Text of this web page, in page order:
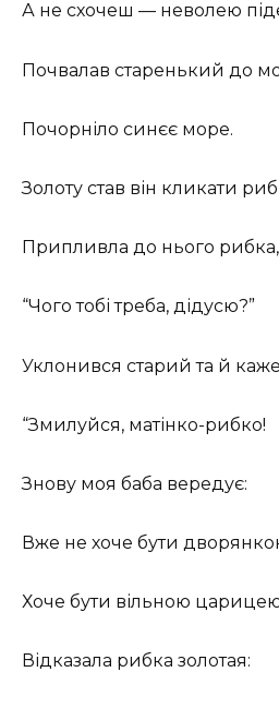
А не схочеш — неволею
Почвалав старенький до
Почорніло синєє море.
Золоту став він кликати
Припливла до нього рибка,
“Чого тобі треба, дідусю?”
Уклонився старий та й
“Змилуйся, матінко-рибко!
Знову моя баба вередує:
Вже не хоче бути
Хоче бути вільною
Відказала рибка золотая: